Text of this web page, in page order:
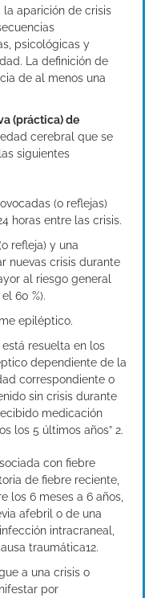
aparición de crisis
psicológicas y
La definición de
de al menos una
(práctica) de
cerebral que se
siguientes
(o reflejas)
horas entre las crisis.
refleja) y una
nuevas crisis durante
al riesgo general
60 %).
epiléptico.
resuelta en los
dependiente de la
correspondiente o
sin crisis durante
medicación
los 5 últimos años” 2.
con fiebre
de fiebre reciente,
los 6 meses a 6 años,
afebril o de una
intracraneal,
traumática12.
a una crisis o
por